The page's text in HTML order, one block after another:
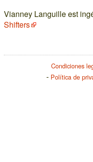
Vianney Languille est
Shifters
Condiciones
Política de